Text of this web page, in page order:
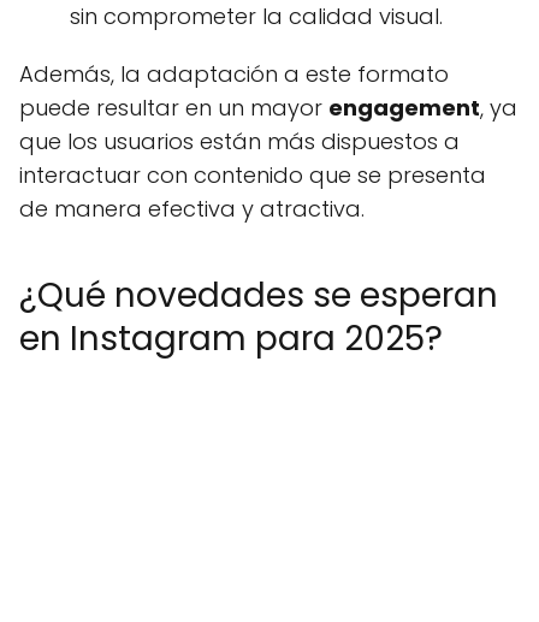
sin comprometer la calidad visual.
Además, la adaptación a este formato
puede resultar en un mayor engagement, ya
que los usuarios están más dispuestos a
interactuar con contenido que se presenta
de manera efectiva y atractiva.
¿Qué novedades se esperan
en Instagram para 2025?